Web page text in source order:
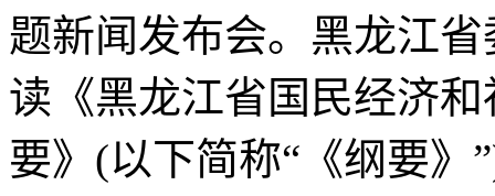
题新闻发布会。黑龙江
读《黑龙江省国民经济
要》(以下简称“《纲要》